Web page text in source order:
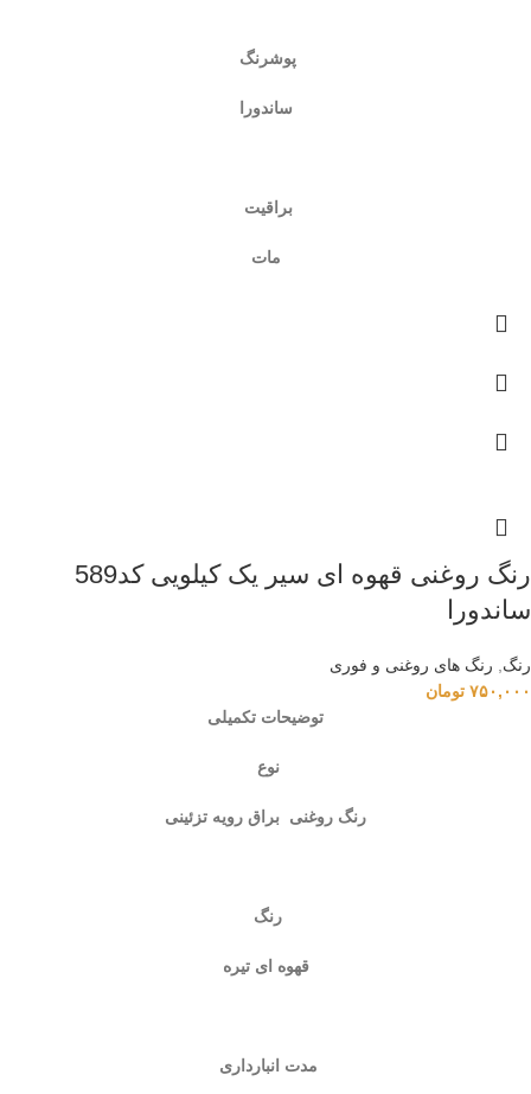
پوشرنگ
ساندورا
براقیت
مات
رنگ‌ روغنی قهوه ای سیر یک کیلویی کد589
ساندورا
رنگ
رنگ‌ های روغنی و فوری
۷۵۰,۰۰۰ تومان
توضیحات تکمیلی
نوع
رنگ روغنی براق رویه تزئینی
رنگ
قهوه ای تیره
مدت انبارداری